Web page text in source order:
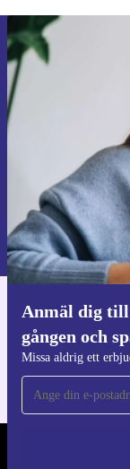
Anmäl dig
gången och
Missa aldrig ett
Information om
Integritetspolicy